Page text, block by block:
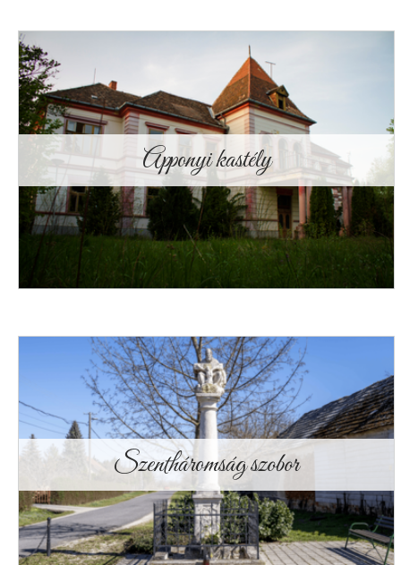
Apponyi kastély
Szentháromság szobor